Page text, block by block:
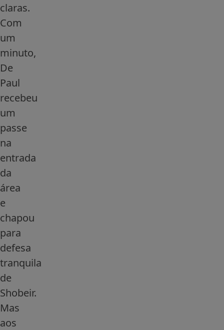
claras.
Com
um
minuto,
De
Paul
recebeu
um
passe
na
entrada
da
área
e
chapou
para
defesa
tranquila
de
Shobeir.
Mas
aos